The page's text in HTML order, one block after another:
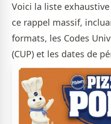
Voici la liste
ce rappel massif,
formats, les Codes
(CUP) et les dates de